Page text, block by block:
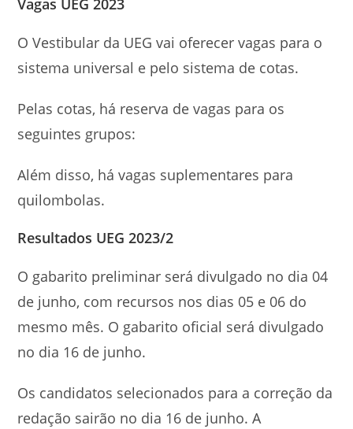
O Vestibular da UEG vai oferecer vagas para o
sistema universal e pelo sistema de cotas.
Pelas cotas, há reserva de vagas para os
seguintes grupos:
Além disso, há vagas suplementares para
quilombolas.
Resultados UEG 2023/2
O gabarito preliminar será divulgado no dia 04
de junho, com recursos nos dias 05 e 06 do
mesmo mês. O gabarito oficial será divulgado
no dia 16 de junho.
Os candidatos selecionados para a correção da
redação sairão no dia 16 de junho. A